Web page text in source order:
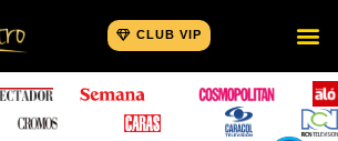
CLUB VIP